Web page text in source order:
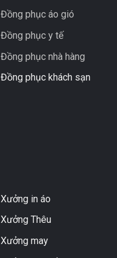
Đồng phục áo gió
Đồng phục y tế
Đồng phục nhà hàng
Đồng phục khách sạn
Xưởng in áo
Xưởng Thêu
Xưởng may